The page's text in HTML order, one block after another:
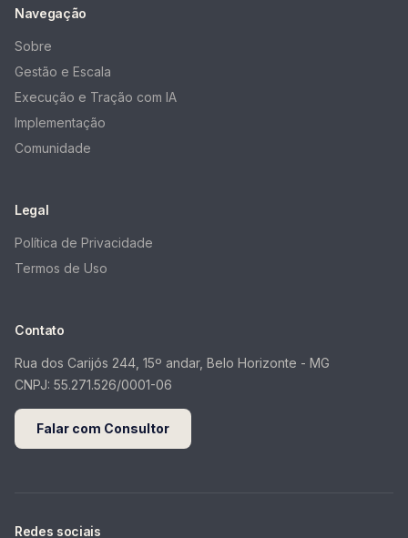
Navegação
Sobre
Gestão e Escala
Execução e Tração com IA
Implementação
Comunidade
Legal
Política de Privacidade
Termos de Uso
Contato
Rua dos Carijós 244, 15º andar, Belo Horizonte - MG
CNPJ: 55.271.526/0001-06
Falar com Consultor
Redes sociais